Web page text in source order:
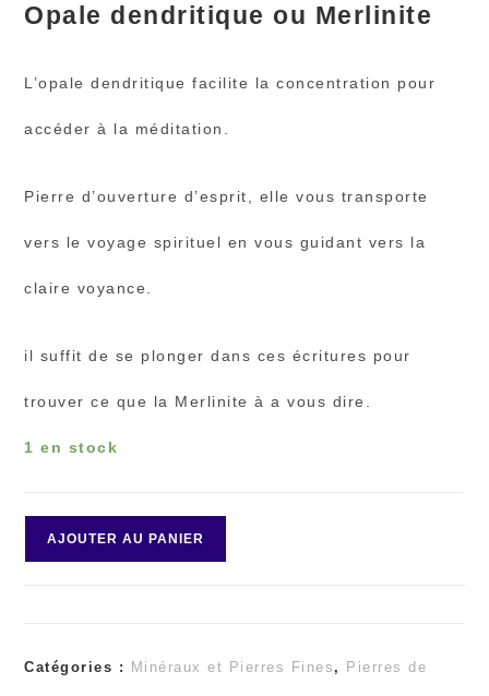
Opale dendritique ou Merlinite
L’opale dendritique facilite la concentration pour
accéder à la méditation.
Pierre d’ouverture d’esprit, elle vous transporte
vers le voyage spirituel en vous guidant vers la
claire voyance.
il suffit de se plonger dans ces écritures pour
trouver ce que la Merlinite à a vous dire.
1 en stock
quantité
dendritique
AJOUTER AU PANIER
Catégories : Minéraux et Pierres Fines , Pierres de